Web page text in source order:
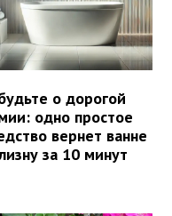
о дорогой
одно простое
вернет ванне
за 10 минут